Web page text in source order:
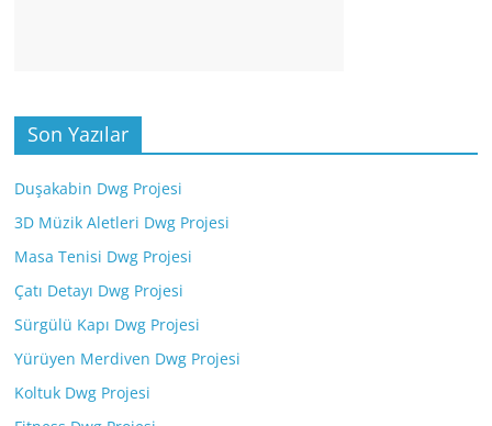
Son Yazılar
Duşakabin Dwg Projesi
3D Müzik Aletleri Dwg Projesi
Masa Tenisi Dwg Projesi
Çatı Detayı Dwg Projesi
Sürgülü Kapı Dwg Projesi
Yürüyen Merdiven Dwg Projesi
Koltuk Dwg Projesi